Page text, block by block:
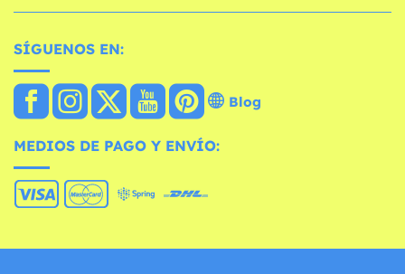
SÍGUENOS EN:
Blog
MEDIOS DE PAGO Y ENVÍO: